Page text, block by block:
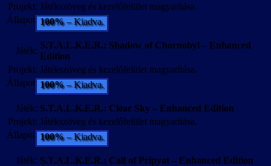
Projekt: Játékszöveg és kezelőfelület magyarítása.
Állapot: 100%– Kiadva.
Játék:
S.T.A.L.K.E.R.: Shadow of Chornobyl – Enhanced
Edition
Projekt: Játékszöveg és kezelőfelület magyarítása.
Állapot: 100%– Kiadva.
Játék: S.T.A.L.K.E.R.: Clear Sky – Enhanced Edition
Projekt: Játékszöveg és kezelőfelület magyarítása.
Állapot: 100%– Kiadva.
Játék: S.T.A.L.K.E.R.: Call of Pripyat – Enhanced Edition